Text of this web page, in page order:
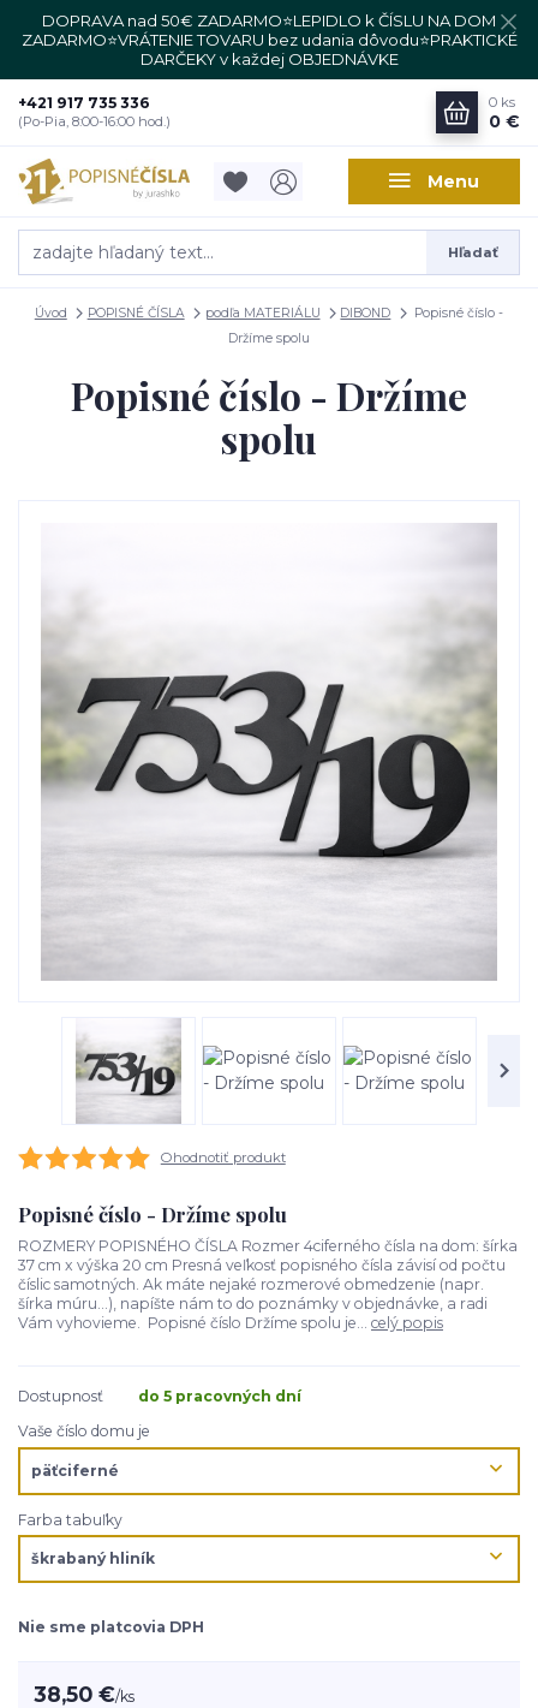
DOPRAVA nad 50€ ZADARMO⭐LEPIDLO k ČÍSLU NA DOM
ZADARMO⭐VRÁTENIE TOVARU bez udania dôvodu⭐PRAKTICKÉ
DARČEKY v každej OBJEDNÁVKE
Menu
Hľadať
+421 917 735 336
(Po-Pia, 8:00-16:00 hod.)
0 ks
0 €
Úvod POPISNÉ ČÍSLA podľa MATERIÁLU DIBOND
Popisné číslo -
Držíme spolu
Popisné číslo - Držíme
spolu
Ohodnotiť produkt
Popisné číslo - Držíme spolu
ROZMERY POPISNÉHO ČÍSLA Rozmer 4ciferného čísla na dom: šírka
37 cm x výška 20 cm Presná veľkosť popisného čísla závisí od počtu
číslic samotných. Ak máte nejaké rozmerové obmedzenie (napr.
šírka múru...), napíšte nám to do poznámky v objednávke, a radi
Vám vyhovieme. Popisné číslo Držíme spolu je... celý popis
Dostupnosť
do 5 pracovných dní
Vaše číslo domu je
Farba tabuľky
Nie sme platcovia DPH
38,50 €/ks